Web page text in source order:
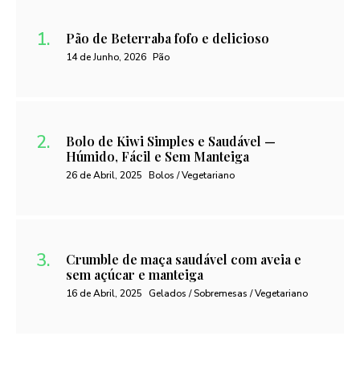
Pão de Beterraba fofo e delicioso
14 de Junho, 2026 Pão
Bolo de Kiwi Simples e Saudável —
Húmido, Fácil e Sem Manteiga
26 de Abril, 2025 Bolos / Vegetariano
Crumble de maça saudável com aveia e
sem açúcar e manteiga
16 de Abril, 2025 Gelados / Sobremesas / Vegetariano